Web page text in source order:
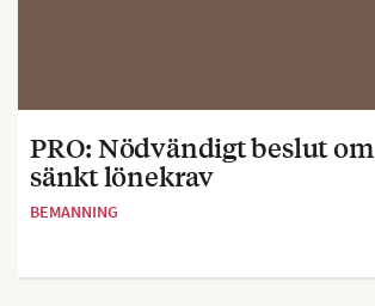
PRO: Nödvändigt beslut om
sänkt lönekrav
BEMANNING